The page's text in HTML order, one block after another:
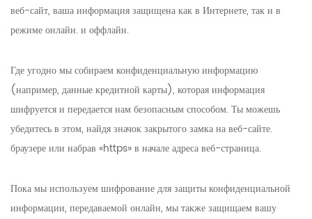
веб-сайт, ваша информация защищена как в Интернете, так и в
режиме онлайн. и оффлайн.
Где угодно мы собираем конфиденциальную информацию
(например, данные кредитной карты), которая информация
шифруется и передается нам безопасным способом. Ты можешь
убедитесь в этом, найдя значок закрытого замка на веб-сайте.
браузере или набрав «https» в начале адреса веб-страница.
Пока мы используем шифрование для защиты конфиденциальной
информации, передаваемой онлайн, мы также защищаем вашу